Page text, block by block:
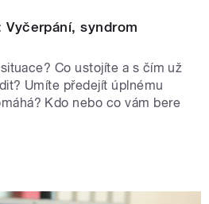
syndrom
Co ustojíte a s čím už
Umíte předejít úplnému
Kdo nebo co vám bere